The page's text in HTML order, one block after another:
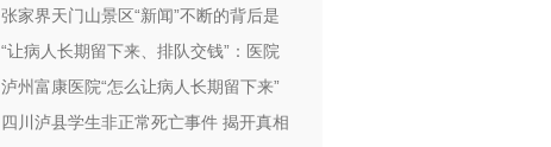
张家界天门山景区“新闻”不断的背后是
“让病人长期留下来、排队交钱”：医院
泸州富康医院“怎么让病人长期留下来”
四川泸县学生非正常死亡事件 揭开真相